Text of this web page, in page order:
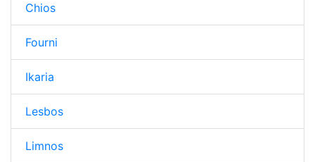
Chios
Fourni
Ikaria
Lesbos
Limnos